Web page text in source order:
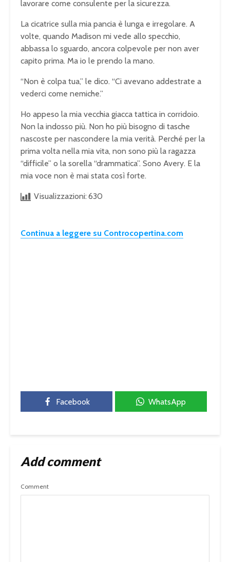
lavorare come consulente per la sicurezza.
La cicatrice sulla mia pancia è lunga e irregolare. A
volte, quando Madison mi vede allo specchio,
abbassa lo sguardo, ancora colpevole per non aver
capito prima. Ma io le prendo la mano.
“Non è colpa tua,” le dico. “Ci avevano addestrate a
vederci come nemiche.”
Ho appeso la mia vecchia giacca tattica in corridoio.
Non la indosso più. Non ho più bisogno di tasche
nascoste per nascondere la mia verità. Perché per la
prima volta nella mia vita, non sono più la ragazza
“difficile” o la sorella “drammatica”. Sono Avery. E la
mia voce non è mai stata così forte.
Visualizzazioni: 630
Continua a leggere su Controcopertina.com
Facebook WhatsApp
Add comment
Comment